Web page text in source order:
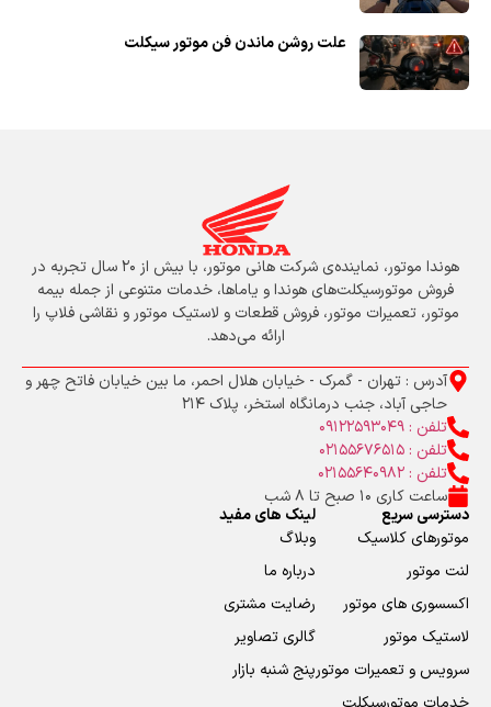
علت روشن ماندن فن موتور سیکلت
هوندا موتور، نماینده‌ی شرکت هانی موتور، با بیش از ۲۰ سال تجربه در
فروش موتورسیکلت‌های هوندا و یاماها، خدمات متنوعی از جمله بیمه
موتور، تعمیرات موتور، فروش قطعات و لاستیک موتور و نقاشی فلاپ را
ارائه می‌دهد.
آدرس : تهران - گمرک - خیابان هلال احمر، ما بین خیابان فاتح چهر و
حاجی آباد، جنب درمانگاه استخر، پلاک 214
تلفن : 09122593049
تلفن : 02155676515
تلفن : 02155640982
ساعت کاری 10 صبح تا 8 شب
دسترسی سریع
موتورهای کلاسیک
لنت موتور
اکسسوری های موتور
لاستیک موتور
سرویس و تعمیرات موتور
لینک های مفید
وبلاگ
درباره ما
رضایت مشتری
گالری تصاویر
پنج شنبه بازار